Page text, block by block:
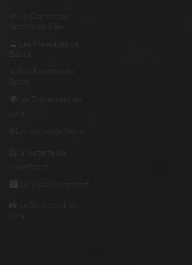
🌱 Le Carnet des
Jardins de Kaia
🔮 Les Messages de
⚔️ Les Recettes de
Bjorn
🌍Les Traversées de
❄️Les Veilles de Neva
🗒️La Gazette de
Havenport
🏙️ La Vie à Havenport
📸 Le Scrapbook de